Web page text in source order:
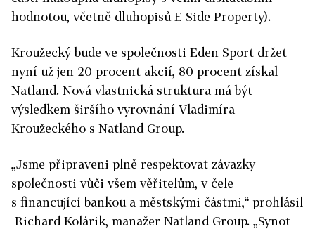
hodnotou, včetně dluhopisů E Side Property).
Kroužecký bude ve společnosti Eden Sport držet
nyní už jen 20 procent akcií, 80 procent získal
Natland. Nová vlastnická struktura má být
výsledkem širšího vyrovnání Vladimíra
Kroužeckého s Natland Group.
„Jsme připraveni plně respektovat závazky
společnosti vůči všem věřitelům, v čele
s financující bankou a městskými částmi,“ prohlásil
Richard Kolárik, manažer Natland Group. „Synot